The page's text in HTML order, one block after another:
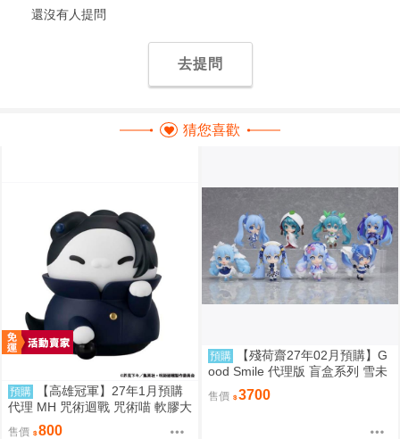
還沒有人提問
去提問
猜您喜歡
預購
【高雄冠軍】27年1月預購
代理 MH 咒術迴戰 咒術喵 軟膠大
貓咪 夏油傑 再版 免訂金0813
售價 800
預購
【殘荷齋27年02月預購】G
ood Smile 代理版 盲盒系列 雪未
來全明星 模型收藏 Vol.2 盒玩 09
06
售價 3700